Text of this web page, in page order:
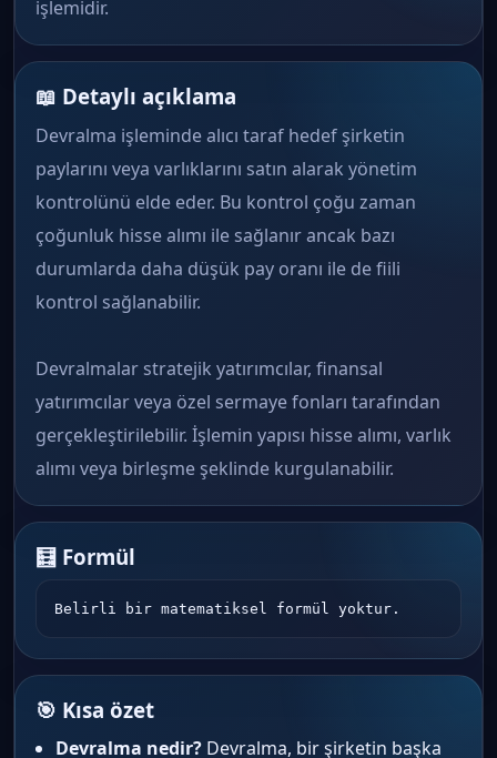
işlemidir.
📖 Detaylı açıklama
Devralma işleminde alıcı taraf hedef şirketin
paylarını veya varlıklarını satın alarak yönetim
kontrolünü elde eder. Bu kontrol çoğu zaman
çoğunluk hisse alımı ile sağlanır ancak bazı
durumlarda daha düşük pay oranı ile de fiili
kontrol sağlanabilir.
Devralmalar stratejik yatırımcılar, finansal
yatırımcılar veya özel sermaye fonları tarafından
gerçekleştirilebilir. İşlemin yapısı hisse alımı, varlık
alımı veya birleşme şeklinde kurgulanabilir.
🧮 Formül
Belirli bir matematiksel formül yoktur.
🎯 Kısa özet
Devralma nedir? Devralma, bir şirketin başka